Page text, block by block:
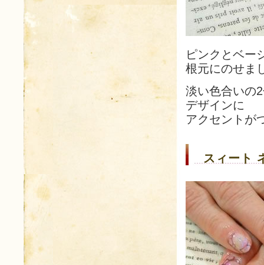
ピンクとベー
根元にのせま
淡い色合いの
デザインに
アクセントが
スィート